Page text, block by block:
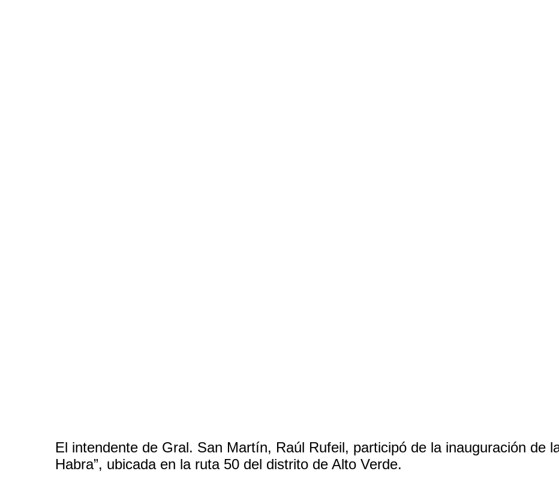
El intendente de Gral. San Martín, Raúl Rufeil, participó de la inauguración de
Habra”, ubicada en la ruta 50 del distrito de Alto Verde.